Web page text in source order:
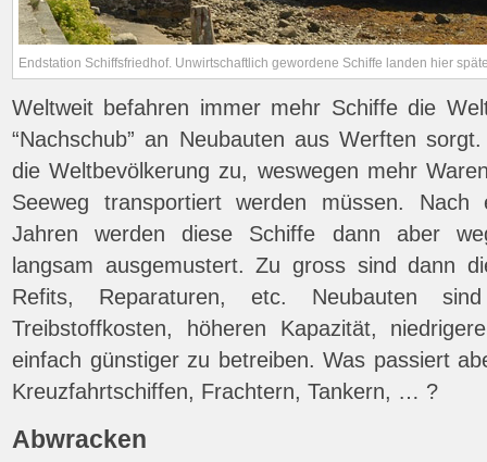
Endstation Schiffsfriedhof. Unwirtschaftlich gewordene Schiffe landen hier
Weltweit befahren immer mehr Schiffe die
“Nachschub” an Neubauten aus Werften
die Weltbevölkerung zu, weswegen mehr
Seeweg transportiert werden müssen.
Jahren werden diese Schiffe dann aber
langsam ausgemustert. Zu gross sind dann
Refits, Reparaturen, etc. Neubauten
Treibstoffkosten, höheren Kapazität,
einfach günstiger zu betreiben. Was passiert
Kreuzfahrtschiffen, Frachtern, Tankern, … ?
Abwracken